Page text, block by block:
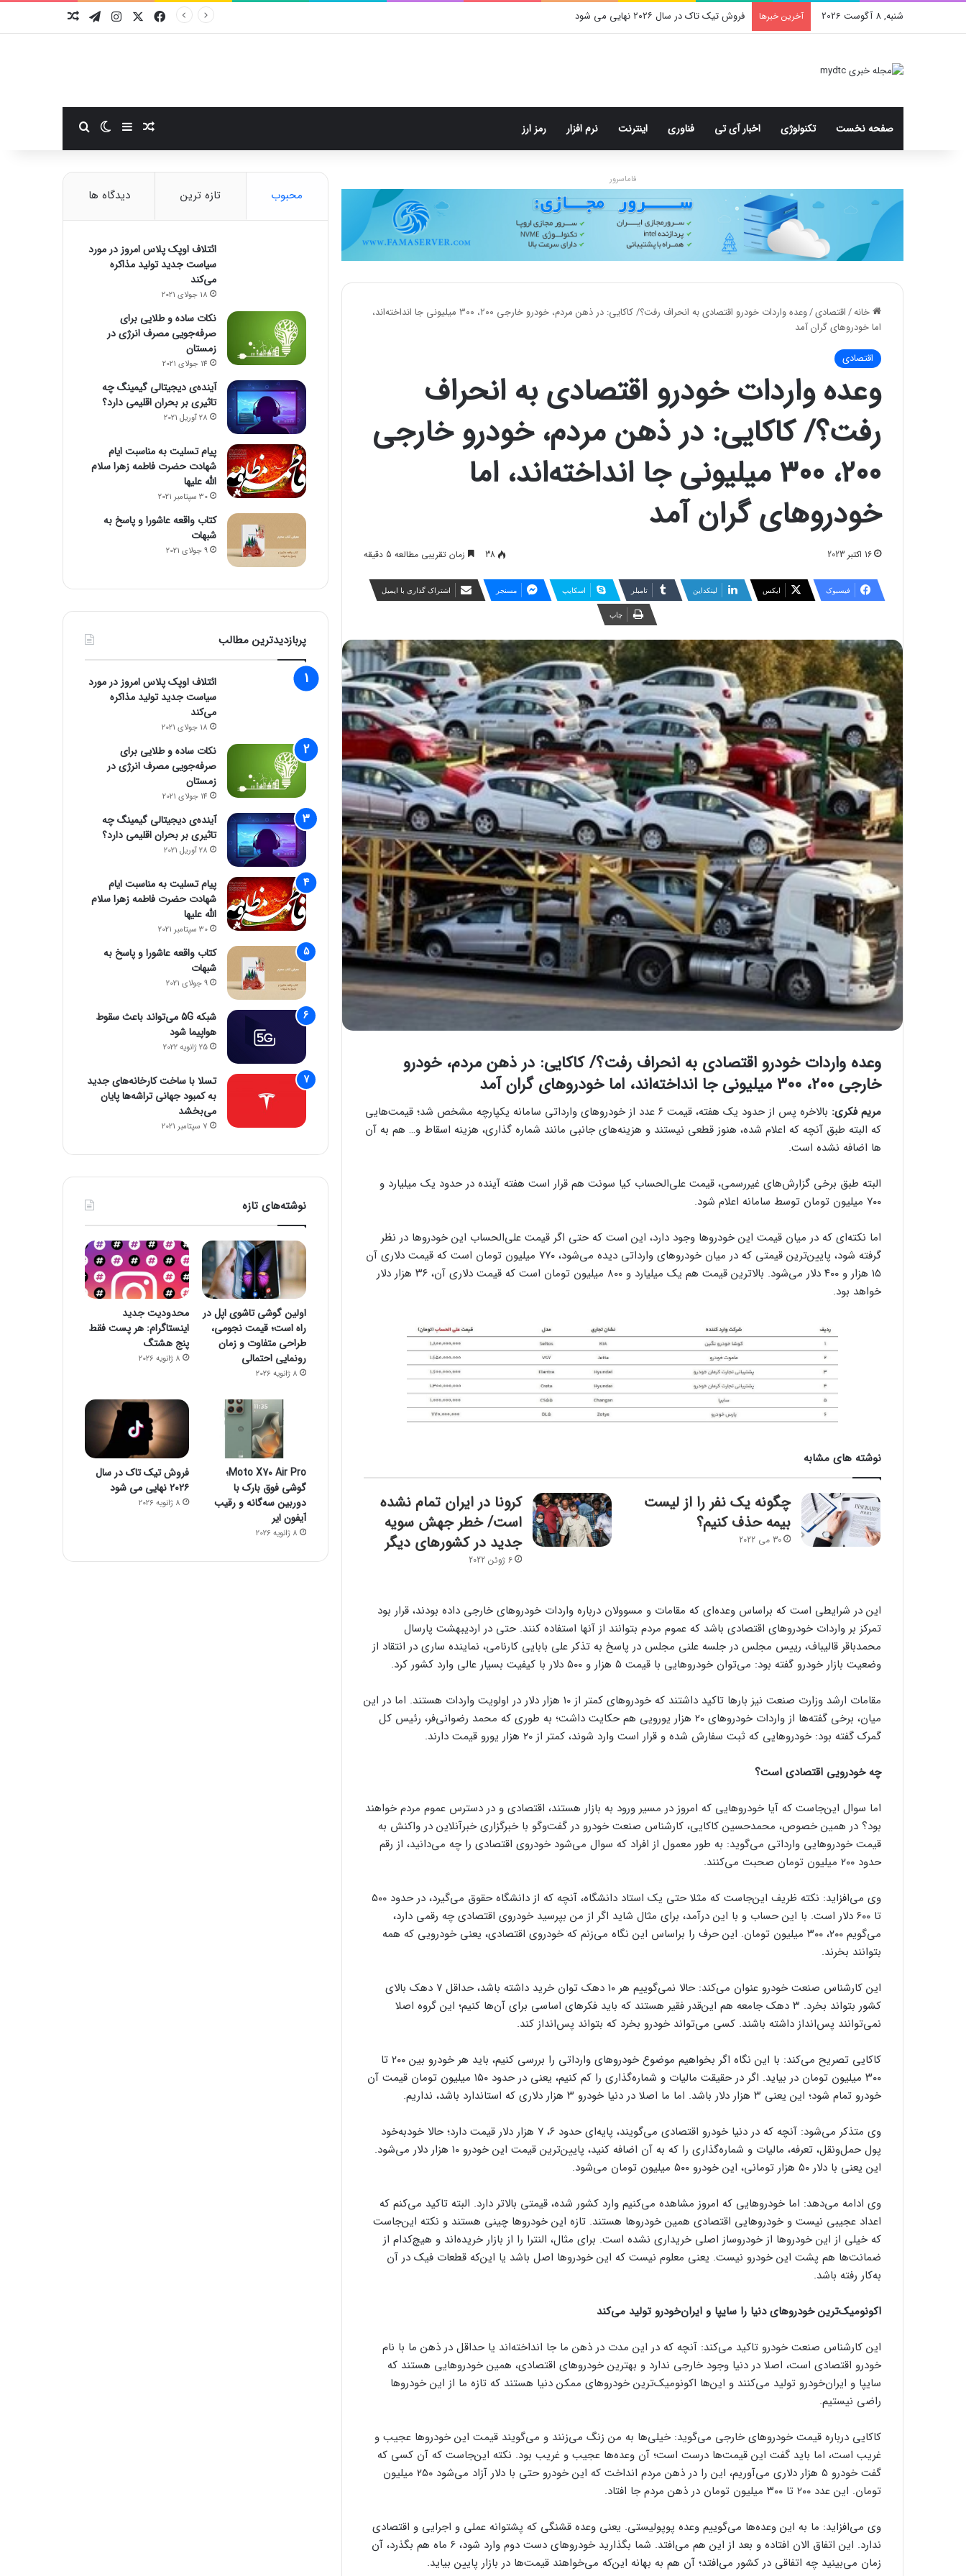
شنبه, 8 آگوست 2026 آخرین خبرها بدافزاری که با پوشش تبلیغ در گوگل‌پلی جولان می‌دهد! فیسبوکایکس اینستاگرام
تلگرام
صفحه نخست تکنولوژی اخبار آی تی فناوری اینترنت نرم افزار رمز ارز نوشته تصادفی
سایدبارتغییر پوسته
فاماسرور
خانه/اقتصادی/
وعده واردات خودرو اقتصادی به انحراف رفت؟/ کاکایی: در ذهن مردم، خودرو خارجی ۲۰۰، ۳۰۰ میلیونی جا انداخته‌اند،
اما خودروهای گران آمد
اقتصادی
وعده واردات خودرو اقتصادی به انحراف
رفت؟/ کاکایی: در ذهن مردم، خودرو خارجی
۲۰۰، ۳۰۰ میلیونی جا انداخته‌اند، اما
خودروهای گران آمد
16 اکتبر 2023 38 زمان تقریبی مطالعه 5 دقیقه
فیسبوک ایکس لینکداین تامبلر اسکایپ مسنجر اشتراک گذاری با ایمیل
چاپ
وعده واردات خودرو اقتصادی به انحراف رفت؟/ کاکایی: در ذهن مردم، خودرو
خارجی ۲۰۰، ۳۰۰ میلیونی جا انداخته‌اند، اما خودروهای گران آمد
مریم فکری:
بالاخره پس از حدود یک هفته، قیمت ۶ عدد از خودروهای وارداتی سامانه یکپارچه مشخص شد؛ قیمت‌هایی
که البته طبق آنچه که اعلام شده، هنوز قطعی نیستند و هزینه‌های جانبی مانند شماره گذاری، هزینه اسقاط و… هم به آن
ها اضافه نشده است.
البته طبق برخی گزارش‌های غیررسمی، قیمت علی‌الحساب کیا سونت هم قرار است هفته آینده در حدود یک میلیارد و
۷۰۰ میلیون تومان توسط سامانه اعلام شود.
اما نکته‌ای که در میان قیمت این خودروها وجود دارد، این است که حتی اگر قیمت علی‌الحساب این خودروها در نظر
گرفته شود، پایین‌ترین قیمتی که در میان خودروهای وارداتی دیده می‌شود، ۷۷۰ میلیون تومان است که قیمت دلاری آن
۱۵ هزار و ۴۰۰ دلار می‌شود. بالاترین قیمت هم یک میلیارد و ۸۰۰ میلیون تومان است که قیمت دلاری آن، ۳۶ هزار دلار
خواهد بود.
نوشته های مشابه
چگونه یک نفر را از لیست
بیمه حذف کنیم؟
30 می 2022
کرونا در ایران تمام نشده
است/ خطر جهش سویه
جدید در کشورهای دیگر
6 ژوئن 2022
این در شرایطی است که براساس وعده‌ای که مقامات و مسوولان درباره واردات خودروهای خارجی داده بودند، قرار بود
تمرکز بر واردات خودروهای اقتصادی باشد که عموم مردم بتوانند از آنها استفاده کنند. حتی در اردیبهشت پارسال
محمدباقر قالیباف، رییس مجلس در جلسه علنی مجلس در پاسخ به تذکر علی بابایی کارنامی، نماینده ساری در انتقاد از
وضعیت بازار خودرو گفته بود: می‌توان خودروهایی با قیمت ۵ هزار و ۵۰۰ دلار با کیفیت بسیار عالی وارد کشور کرد.
مقامات ارشد وزارت صنعت نیز بارها تاکید داشتند که خودروهای کمتر از ۱۰ هزار دلار در اولویت واردات هستند. اما در این
میان، برخی گفته‌ها از واردات خودروهای ۲۰ هزار یورویی هم حکایت داشت؛ به طوری که محمد رضوانی‌فر، رئیس کل
گمرک گفته بود: خودروهایی که ثبت سفارش شده و قرار است وارد شوند، کمتر از ۲۰ هزار یورو قیمت دارند.
چه خودرویی اقتصادی است؟
اما سوال این‌جاست که آیا خودروهایی که امروز در مسیر ورود به بازار هستند، اقتصادی و در دسترس عموم مردم خواهند
بود؟ در همین خصوص، محمدحسین کاکایی، کارشناس صنعت خودرو در گفت‌وگو با خبرگزاری خبرآنلاین در واکنش به
قیمت خودروهایی وارداتی می‌گوید: به طور معمول از افراد که سوال می‌شود خودروی اقتصادی را چه می‌دانید، از رقم
حدود ۲۰۰ میلیون تومان صحبت می‌کنند.
وی می‌افزاید: نکته ظریف این‌جاست که مثلا حتی یک استاد دانشگاه، آنچه که از دانشگاه حقوق می‌گیرد، در حدود ۵۰۰
تا ۶۰۰ دلار است. با این حساب و با این درآمد، برای مثال شاید اگر از من بپرسید خودروی اقتصادی چه رقمی دارد،
می‌گویم ۲۰۰، ۳۰۰ میلیون تومان. این حرف را براساس این نگاه می‌زنم که خودروی اقتصادی، یعنی خودرویی که همه
بتوانند بخرند.
این کارشناس صنعت خودرو عنوان می‌کند: حالا نمی‌گوییم هر ۱۰ دهک توان خرید داشته باشد، حداقل ۷ دهک بالای
کشور بتواند بخرد. ۳ دهک جامعه هم این‌قدر فقیر هستند که باید فکرهای اساسی برای آن‌ها کنیم؛ این گروه اصلا
نمی‌توانند پس‌انداز داشته باشند. کسی می‌تواند خودرو بخرد که بتواند پس‌انداز کند.
کاکایی تصریح می‌کند: با این نگاه اگر بخواهیم موضوع خودروهای وارداتی را بررسی کنیم، باید هر خودرو بین ۲۰۰ تا
۳۰۰ میلیون تومان در بیاید. اگر در حقیقت مالیات و شماره‌گذاری را کم کنیم، یعنی در حدود ۱۵۰ میلیون تومان قیمت آن
خودرو تمام شود؛ این یعنی ۳ هزار دلار باشد. اما ما اصلا در دنیا خودرو ۳ هزار دلاری که استاندارد باشد، نداریم.
وی متذکر می‌شود: آنچه که در دنیا خودرو اقتصادی می‌گویند، پایه‌ای حدود ۶، ۷ هزار دلار قیمت دارد؛ حالا خودبه‌خود
پول حمل‌ونقل، تعرفه، مالیات و شماره‌گذاری را که به آن اضافه کنید، پایین‌ترین قیمت این خودرو ۱۰ هزار دلار می‌شود.
این یعنی با دلار ۵۰ هزار تومانی، این خودرو ۵۰۰ میلیون تومان می‌شود.
وی ادامه می‌دهد: اما خودروهایی که امروز مشاهده می‌کنیم وارد کشور شده، قیمتی بالاتر دارد. البته تاکید می‌کنم که
اعداد عجیبی نیست و خودروهایی اقتصادی همین خودروها هستند. تازه این خودروها چینی هستند و نکته این‌جاست
که خیلی از این خودروها از خودروساز اصلی خریداری نشده است. برای مثال، النترا را از بازار خریده‌اند و هیچ‌کدام از
ضمانت‌ها هم پشت این خودرو نیست. یعنی معلوم نیست که این خودروها اصل باشد یا این‌که قطعات فیک در آن
به‌کار رفته باشد.
اکونومیک‌ترین خودروهای دنیا را سایپا و ایران‌خودرو تولید می‌کند
این کارشناس صنعت خودرو تاکید می‌کند: آنچه که در این مدت در ذهن ما جا انداخته‌اند یا حداقل در ذهن ما با نام
خودرو اقتصادی است، اصلا در دنیا وجود خارجی ندارد و بهترین خودروهای اقتصادی، همین خودروهایی هستند که
سایپا و ایران‌خودرو تولید می‌کنند و این‌ها اکونومیک‌ترین خودروهای ممکن دنیا هستند که تازه ما از این خودروها
راضی نیستیم.
کاکایی درباره قیمت خودروهای خارجی می‌گوید: خیلی‌ها به من زنگ می‌زنند و می‌گویند قیمت این خودروها عجیب و
غریب است، اما باید گفت این قیمت‌ها درست است؛ آن وعده‌ها عجیب و غریب بود. نکته این‌جاست که آن کسی که
گفت خودرو ۵ هزار دلاری می‌آوریم، این را در ذهن مردم انداخت که این خودرو حتی با دلار آزاد می‌شود ۲۵۰ میلیون
تومان. این عدد ۲۰۰ تا ۳۰۰ میلیون تومان در ذهن مردم جا افتاد.
وی می‌افزاید: ما به این وعده‌ها می‌گوییم وعده پوپولیستی. یعنی وعده قشنگی که پشتوانه عملی و اجرایی و اقتصادی
ندارد. این اتفاق الان افتاده و بعد از این هم می‌افتد. شما بگذارید خودروهای دست دوم وارد شود، ۶ ماه هم بگذرد، آن
زمان می‌بینید چه اتفاقی در کشور می‌افتد؛ آن هم به بهانه این‌که می‌خواهند قیمت‌ها در بازار پایین بیاید.
محبوب تازه ترین دیدگاه ها
ائتلاف اوپک پلاس امروز در مورد
سیاست جدید تولید مذاکره
می‌کند
18 جولای 2021
نکات ساده و طلایی برای
صرفه‌جویی مصرف انرژی در
زمستان
14 جولای 2021
آینده‌ی دیجیتالی گیمینگ چه
تاثیری بر بحران اقلیمی دارد؟
28 آوریل 2021
پیام تسلیت به مناسبت ایام
شهادت حضرت فاطمه زهرا سلام
الله علیها
30 سپتامبر 2021
کتاب واقعه عاشورا و پاسخ به
شبهات
9 جولای 2021
پربازدیدترین مطالب
ائتلاف اوپک پلاس امروز در مورد
سیاست جدید تولید مذاکره
می‌کند
18 جولای 2021
نکات ساده و طلایی برای
صرفه‌جویی مصرف انرژی در
زمستان
14 جولای 2021
آینده‌ی دیجیتالی گیمینگ چه
تاثیری بر بحران اقلیمی دارد؟
28 آوریل 2021
پیام تسلیت به مناسبت ایام
شهادت حضرت فاطمه زهرا سلام
الله علیها
30 سپتامبر 2021
کتاب واقعه عاشورا و پاسخ به
شبهات
9 جولای 2021
شبکه 5G می‌تواند باعث سقوط
هواپیما شود
25 ژانویه 2022
تسلا با ساخت کارخانه‌های جدید
به کمبود جهانی تراشه‌ها پایان
می‌بخشد
7 سپتامبر 2021
نوشته‌های تازه
اولین گوشی تاشوی اپل در
راه است؛ قیمت نجومی،
طراحی متفاوت و زمان
رونمایی احتمالی
8 ژانویه 2026
محدودیت جدید
اینستاگرام: هر پست فقط
پنج هشتگ
8 ژانویه 2026
Moto X70 Air Pro؛
گوشی فوق بارک با
دوربین سه‌گانه و رقیب
آیفون ایر
8 ژانویه 2026
فروش تیک تاک در سال
۲۰۲۶ نهایی می شود
8 ژانویه 2026